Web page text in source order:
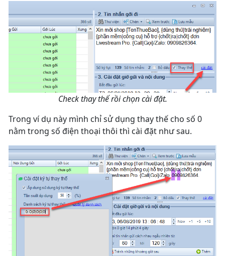
Check thay thế rồi chọn cài đặt.
Trong ví dụ này mình chỉ sử dụng thay thế cho số 0
nằm trong số điện thoại thôi thì cài đặt như sau.